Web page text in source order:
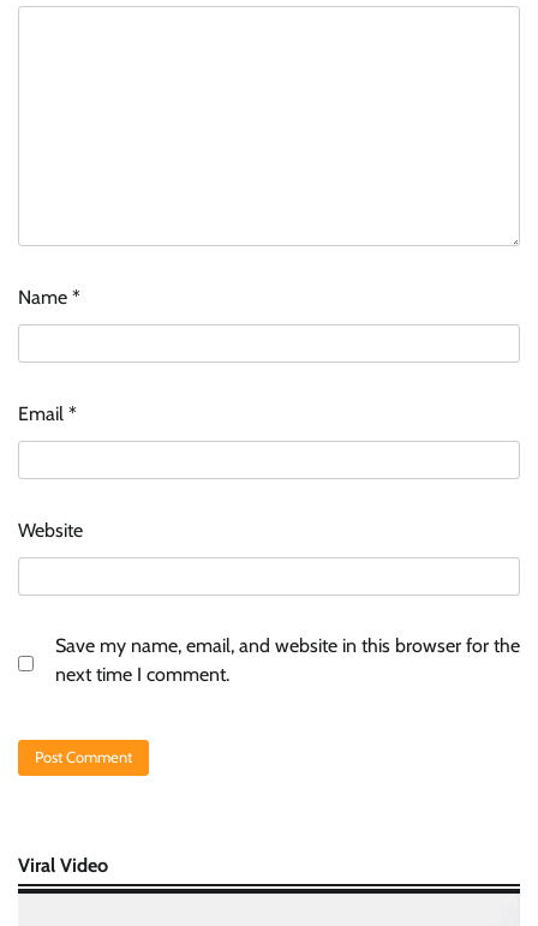
Name *
Email *
Website
Save my name, email, and website in this browser for the
next time I comment.
Viral Video